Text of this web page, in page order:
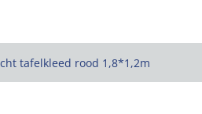
tafelkleed rood 1,8*1,2m